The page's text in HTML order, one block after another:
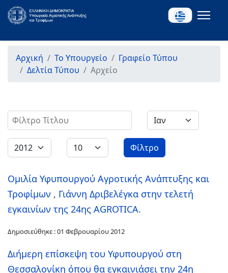
Αρχική Το Υπουργείο
Γραφείο Τύπου
Δελτία Τύπου
Αρχείο
Φίλτρο Τίτλου
Φίλτρο
Ομιλία Υφυπουργού Αγροτικής Ανάπτυξης και
Τροφίμων , Γιάννη Δριβελέγκα στην τελετή
εγκαινίων της 24ης AGROTICA.
Δημοσιεύθηκε : 01 Φεβρουαρίου 2012
Διήμερη επίσκεψη του Υφυπουργού στη
Θεσσαλονίκη όπου θα εγκαινιάσει την 24η